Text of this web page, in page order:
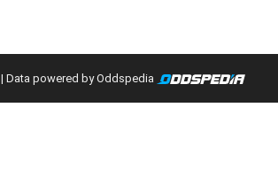
| Data powered by Oddspedia